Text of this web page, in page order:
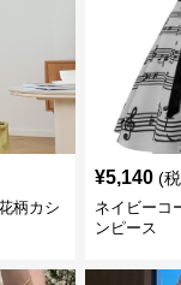
柄カシ
¥5,140 (
ネイビーコ
ンピース